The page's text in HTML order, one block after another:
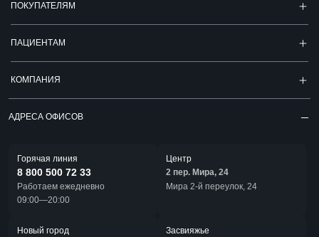
ПОКУПАТЕЛЯМ
ПАЦИЕНТАМ
КОМПАНИЯ
АДРЕСА ОФИСОВ
Горячая линия
8 800 500 72 33
Работаем ежедневно
09:00—20:00
Центр
2 пер. Мира, 24
Мира 2-й переулок, 24
Новый город
Засвияжье